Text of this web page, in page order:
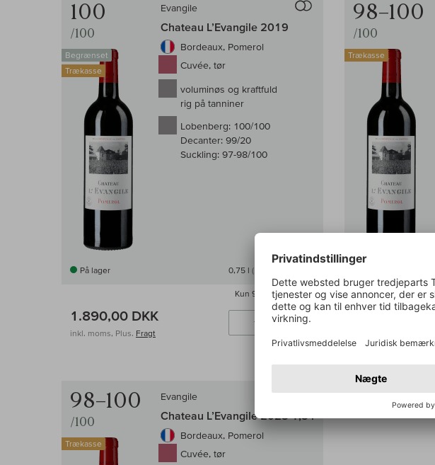
100
/100
Begrænset
Trækasse
Evangile
Chateau L’Evangile 2019
Bordeaux, Pomerol
Cuvée, tør
voluminøs og kraftfuld
rig på tanniner
Lobenberg: 100/100
Decanter: 99/20
Suckling: 97-98/100
På lager 0,75 l (2.520,00 DKK /l)
Kun 9× stadig tilbage
1.890,00 DKK
inkl. moms, Plus. Fragt
Læg i kurv
98–100
/100
Trækasse
Subskription
inkl. moms, Plus. Fragt
98–100
/100
Trækasse
Evangile
Til sammenligningen af vin
Chateau L’Evangile 2025 1,5 l
Bordeaux, Pomerol
Cuvée, tør